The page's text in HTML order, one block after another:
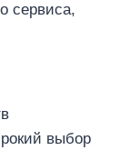
сервиса,
выбор